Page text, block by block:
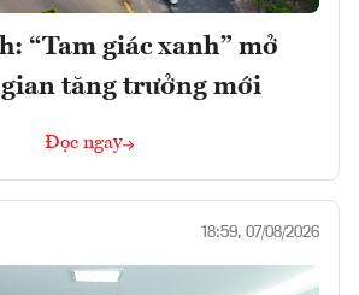
“Tam giác xanh” mở
tăng trưởng mới
Đọc ngay
18:59, 07/08/2026